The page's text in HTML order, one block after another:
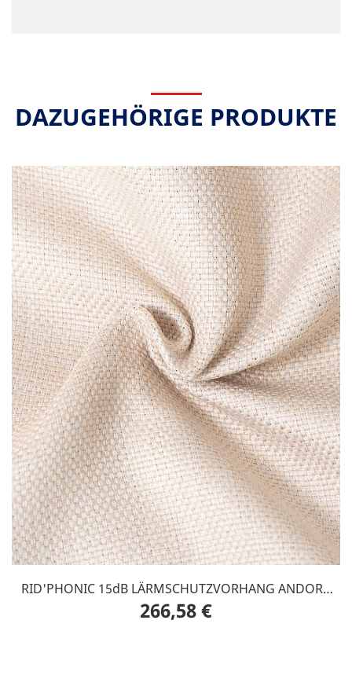
DAZUGEHÖRIGE PRODUKTE
RID'PHONIC 15dB LÄRMSCHUTZVORHANG ANDORA
Bahngleis
266,58 €